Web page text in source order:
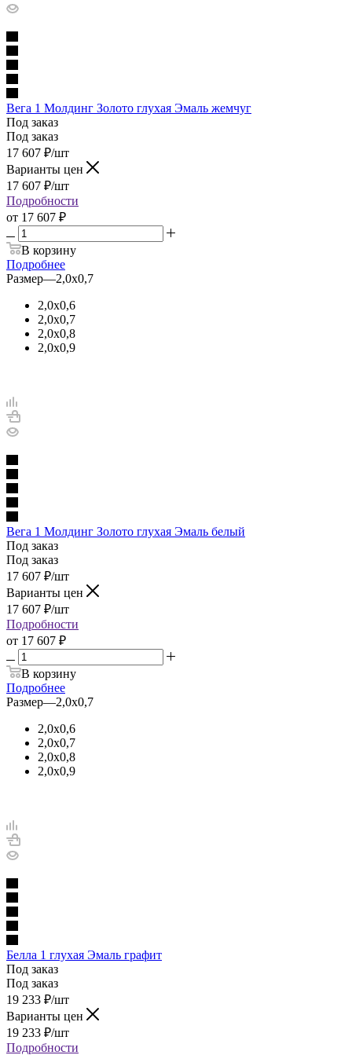
Вега 1 Молдинг Золото глухая Эмаль жемчуг
Под заказ
Под заказ
17 607 ₽/шт
Варианты цен
17 607 ₽/шт
Подробности
от 17 607 ₽
В корзину
Подробнее
Размер—2,0х0,7
2,0х0,6
2,0х0,7
2,0х0,8
2,0х0,9
Вега 1 Молдинг Золото глухая Эмаль белый
Под заказ
Под заказ
17 607 ₽/шт
Варианты цен
17 607 ₽/шт
Подробности
от 17 607 ₽
В корзину
Подробнее
Размер—2,0х0,7
2,0х0,6
2,0х0,7
2,0х0,8
2,0х0,9
Белла 1 глухая Эмаль графит
Под заказ
Под заказ
19 233 ₽/шт
Варианты цен
19 233 ₽/шт
Подробности